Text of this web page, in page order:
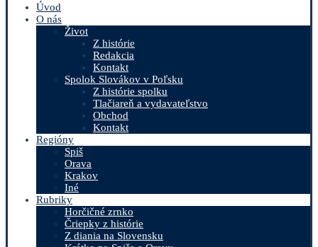
Úvod
O nás
Život
Z histórie
Redakcia
Kontakt
Spolok Slovákov v Poľsku
Z histórie spolku
Tlačiareň a vydavateľstvo
Obchod
Kontakt
Regióny
Spiš
Orava
Krakov
Iné
Rubriky
Horčičné zrnko
Čriepky z histórie
Z diania na Slovensku